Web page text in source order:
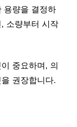
용량을 결정하
소량부터 시작
중요하며, 의
권장합니다.